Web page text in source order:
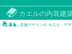
カエルの内装建
店舗デザインの カエル・デ